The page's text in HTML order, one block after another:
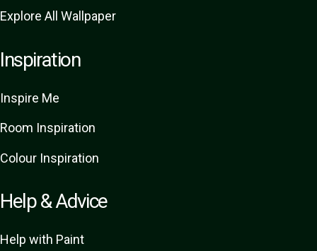
Explore All Wallpaper
Inspiration
Inspire Me
Room Inspiration
Colour Inspiration
Help & Advice
Help with Paint